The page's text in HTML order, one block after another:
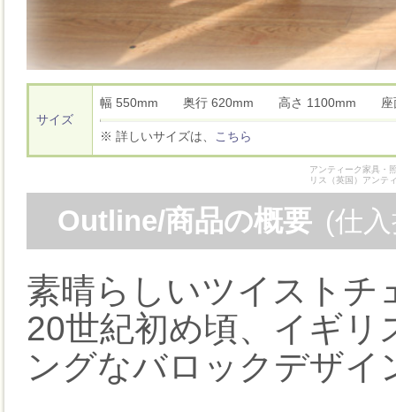
サイズ
幅 550mm 奥行 620mm 高さ 1100mm
※ 詳しいサイズは、 こちら
アンティーク家具・
リス（英国）アンテ
Outline/商品の概要 (仕
素晴らしいツイストチ
20世紀初め頃、イギ
ングなバロックデザ